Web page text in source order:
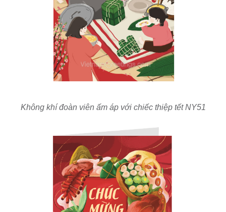
Không khí đoàn viên ấm áp với chiếc thiệp tết NY51